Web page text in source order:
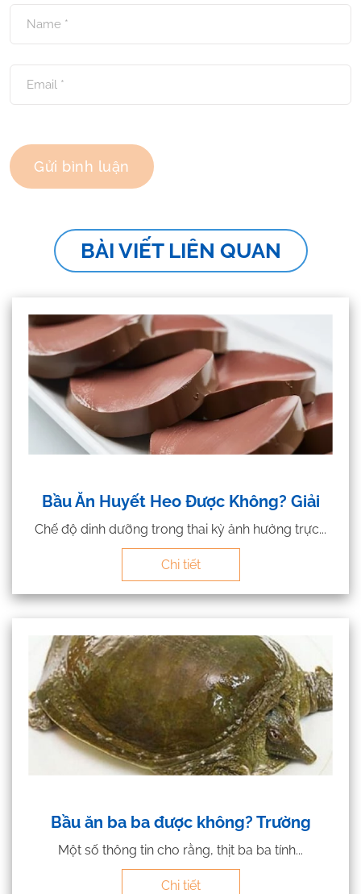
BÀI VIẾT LIÊN QUAN
Bầu Ăn Huyết Heo Được Không? Giải
Chế độ dinh dưỡng trong thai kỳ ảnh hưởng trực...
Chi tiết
Bầu ăn ba ba được không? Trường
Một số thông tin cho rằng, thịt ba ba tính...
Chi tiết